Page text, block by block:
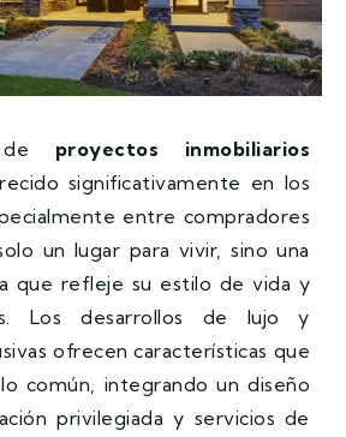
de proyectos inmobiliarios
significativamente en los
entre compradores
un lugar para vivir, sino una
que refleje su estilo de vida y
Los desarrollos de lujo y
ofrecen características que
común, integrando un diseño
privilegiada y servicios de